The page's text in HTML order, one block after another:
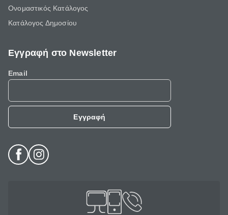
Ονομαστικός Κατάλογος
Κατάλογος Δημοσίου
Εγγραφή στο Newsletter
Email
Εγγραφή